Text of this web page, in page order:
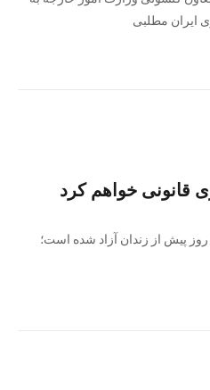
ایران مطلبی
خواهم کرد
پیش از زندان آزاد شده است؛